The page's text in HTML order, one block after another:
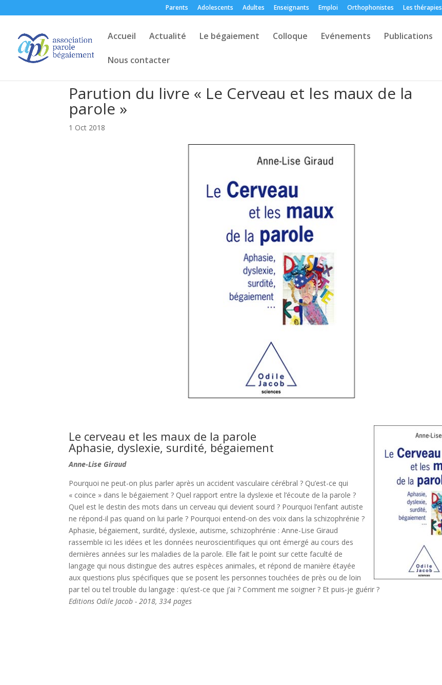
Parents Adolescents Adultes Enseignants Emploi Orthophonistes Les thérapies
Accueil Actualité Le bégaiement Colloque Evénements Publications
Nous contacter
Parution du livre « Le Cerveau et les maux de la
parole »
1 Oct 2018
Le cerveau et les maux de la parole
Aphasie, dyslexie, surdité, bégaiement
Anne-Lise Giraud
Pourquoi ne peut-on plus parler après un accident vasculaire cérébral ? Qu’est-ce qui
« coince » dans le bégaiement ? Quel rapport entre la dyslexie et l’écoute de la parole ?
Quel est le destin des mots dans un cerveau qui devient sourd ? Pourquoi l’enfant autiste
ne répond-il pas quand on lui parle ? Pourquoi entend-on des voix dans la schizophrénie ?
Aphasie, bégaiement, surdité, dyslexie, autisme, schizophrénie : Anne-Lise Giraud
rassemble ici les idées et les données neuroscientifiques qui ont émergé au cours des
dernières années sur les maladies de la parole. Elle fait le point sur cette faculté de
langage qui nous distingue des autres espèces animales, et répond de manière étayée
aux questions plus spécifiques que se posent les personnes touchées de près ou de loin
par tel ou tel trouble du langage : qu’est-ce que j’ai ? Comment me soigner ? Et puis-je guérir ?
Editions Odile Jacob - 2018, 334 pages